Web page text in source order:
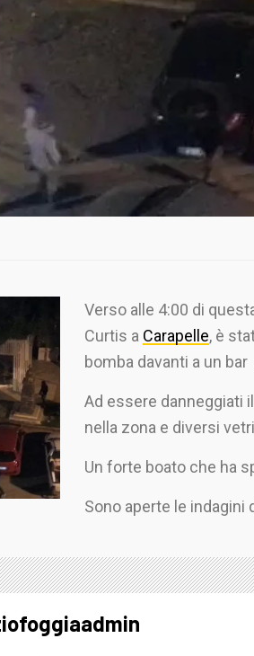
Verso alle 4:00 di
Curtis a Carapelle, è
bomba davanti a un
Ad essere danneggiati
nella zona e diversi
Un forte boato che ha
Sono aperte le indagini